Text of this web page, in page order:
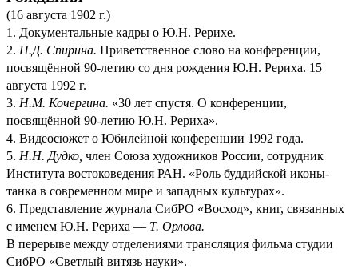
(16 августа 1902 г.)
1. Документальные кадры о Ю.Н. Рерихе.
2. Н.Д. Спирина. Приветственное слово на конференции,
посвящённой 90-летию со дня рождения Ю.Н. Рериха. 15
августа 1992 г.
3. Н.М. Кочергина. «30 лет спустя. О конференции,
посвящённой 90-летию Ю.Н. Рериха».
4. Видеосюжет о Юбилейной конференции 1992 года.
5. Н.Н. Дудко, член Союза художников России, сотрудник
Института востоковедения РАН. «Роль буддийской иконы-
танка в современном мире и западных культурах».
6. Представление журнала СибРО «Восход», книг, связанных
с именем Ю.Н. Рериха — Т. Орлова.
В перерыве между отделениями трансляция фильма студии
СибРО «Светлый витязь науки».